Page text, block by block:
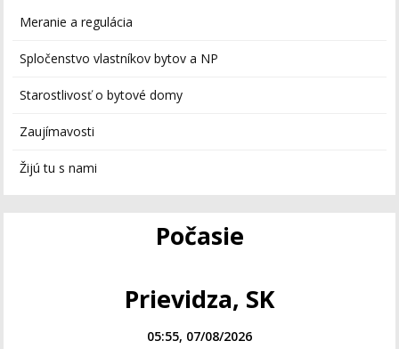
Meranie a regulácia
Spločenstvo vlastníkov bytov a NP
Starostlivosť o bytové domy
Zaujímavosti
Žijú tu s nami
Počasie
Prievidza, SK
05:55, 07/08/2026